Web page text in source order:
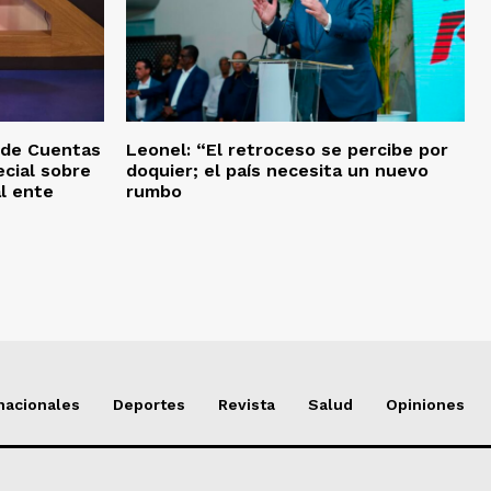
Cuentas
sobre
ente
Leonel: “El retroceso se percibe por
doquier; el país necesita un nuevo
rumbo
Deportes Revista Salud Opiniones